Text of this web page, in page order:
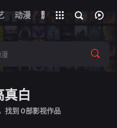
动漫 影视
影片
真白
找到 0部影视作品